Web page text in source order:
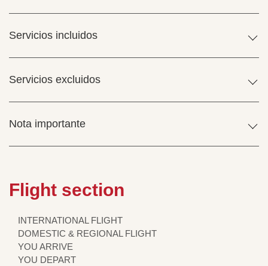
Servicios incluidos
Servicios excluidos
Nota importante
Flight section
INTERNATIONAL FLIGHT
DOMESTIC & REGIONAL FLIGHT
YOU ARRIVE
YOU DEPART